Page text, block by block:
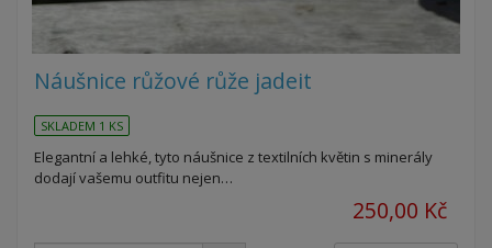
Náušnice růžové růže jadeit
SKLADEM 1 KS
Elegantní a lehké, tyto náušnice z textilních květin s minerály
dodají vašemu outfitu nejen…
250,00 Kč